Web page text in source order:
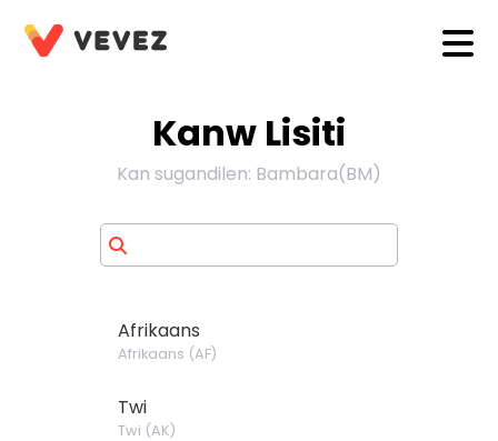
Kanw Lisiti
Kan sugandilen: Bambara(BM)
Afrikaans
Afrikaans (AF)
Twi
Twi (AK)